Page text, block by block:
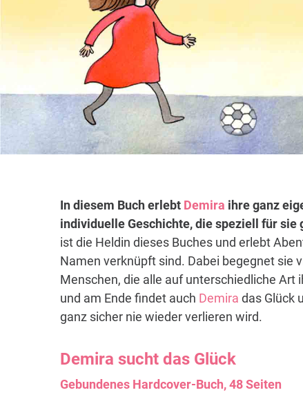
In diesem Buch erlebt Demira ihre ganz
individuelle Geschichte, die speziell für sie
ist die Heldin dieses Buches und erlebt
Namen verknüpft sind. Dabei begegnet sie
Menschen, die alle auf unterschiedliche Art
und am Ende findet auch Demira das Glück
ganz sicher nie wieder verlieren wird.
Demira sucht das Glück
Gebundenes Hardcover-Buch, 48 Seiten